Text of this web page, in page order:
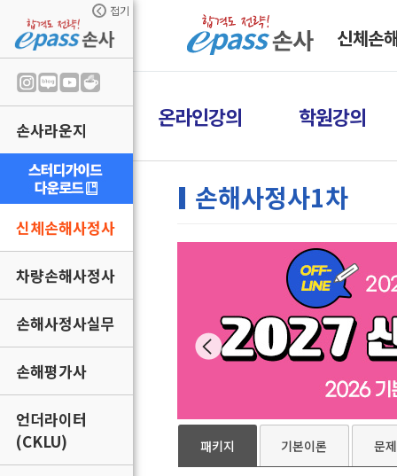
접기
손사라운지
신체손해사정사
차량손해사정사
손해사정사실무
손해평가사
언더라이터
(CKLU)
신체손
온라인강의 학원강의
손해사정사1차
패키지 기본이론 문